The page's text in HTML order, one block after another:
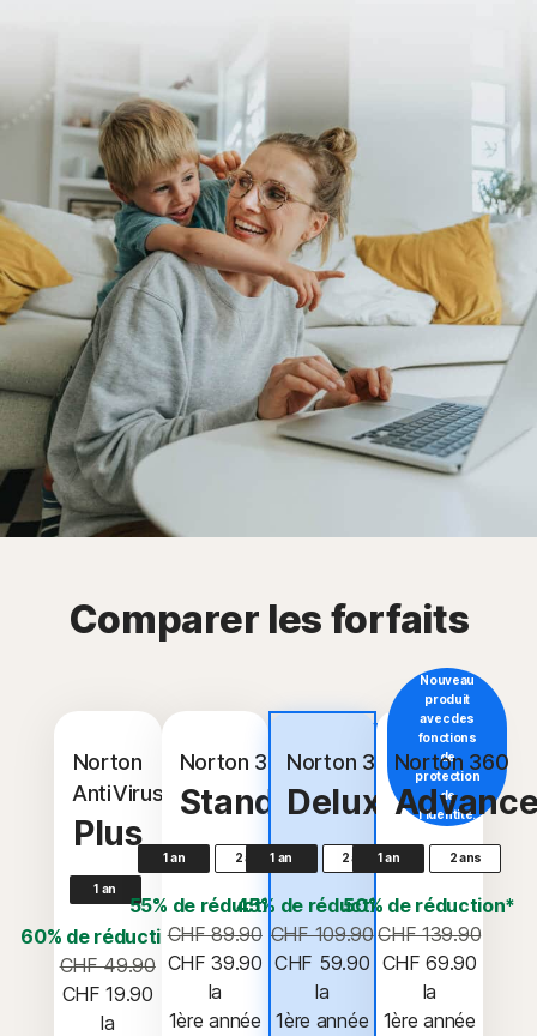
Comparer les forfaits
Norton
AntiVirus
Plus
1 an
60% de réduction*
CHF 49.90
CHF 19.90
la
Norton 360
Standard
1 an 2 ans
55% de réduction*
CHF 89.90
CHF 39.90
1ère année
populaire
Norton 360
Deluxe
1 an 2 ans
45% de réduction*
CHF 109.90
CHF 59.90
la
1ère année
Nouveau
produit
avec des
fonctions
de
protection
de
l'identité.
Norton 360
1 an 2 ans
50% de réduction*
CHF 139.90
CHF 69.90
1ère année